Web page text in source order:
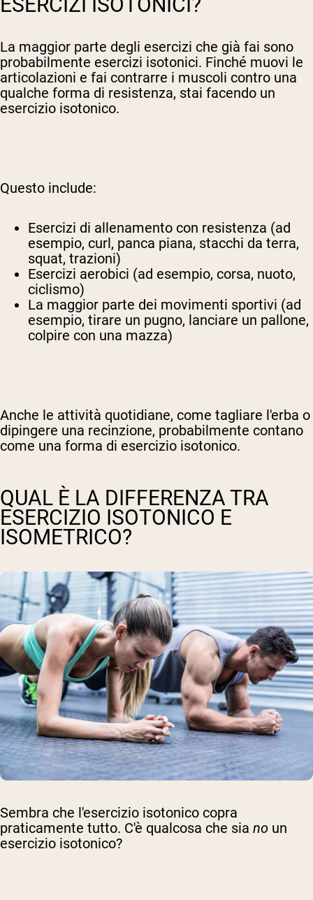
La maggior parte degli esercizi che già fai sono
probabilmente esercizi isotonici. Finché muovi le
articolazioni e fai contrarre i muscoli contro una
qualche forma di resistenza, stai facendo un
esercizio isotonico.
Questo include:
Esercizi di allenamento con resistenza (ad
esempio, curl, panca piana, stacchi da terra,
squat, trazioni)
Esercizi aerobici (ad esempio, corsa, nuoto,
ciclismo)
La maggior parte dei movimenti sportivi (ad
esempio, tirare un pugno, lanciare un pallone,
colpire con una mazza)
Anche le attività quotidiane, come tagliare l'erba o
dipingere una recinzione, probabilmente contano
come una forma di esercizio isotonico.
QUAL È LA DIFFERENZA TRA
ESERCIZIO ISOTONICO E
ISOMETRICO?
Sembra che l'esercizio isotonico copra
praticamente tutto. C'è qualcosa che sia no un
esercizio isotonico?